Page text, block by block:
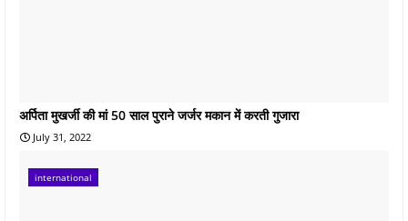
अर्पिता मुखर्जी की मां 50 साल पुराने जर्जर मकान में करती गुजारा
July 31, 2022
international